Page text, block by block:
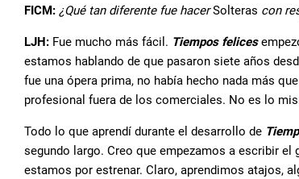
FICM: ¿Qué tan diferente fue hacerSolteras con
LJH: Fue mucho más fácil. Tiempos felices
estamos hablando de que pasaron siete años
fue una ópera prima, no había hecho nada más
profesional fuera de los comerciales. No es lo
Todo lo que aprendí durante el desarrollo de
segundo largo. Creo que empezamos a escribir el
estamos por estrenar. Claro, aprendimos atajos,